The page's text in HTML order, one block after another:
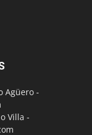
Agüero -
Villa -